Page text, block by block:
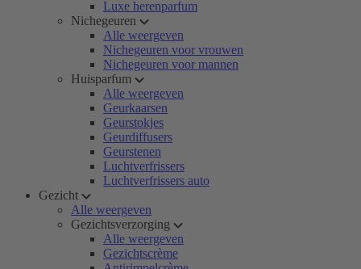
Luxe herenparfum
Nichegeuren
Alle weergeven
Nichegeuren voor vrouwen
Nichegeuren voor mannen
Huisparfum
Alle weergeven
Geurkaarsen
Geurstokjes
Geurdiffusers
Geurstenen
Luchtverfrissers
Luchtverfrissers auto
Gezicht
Alle weergeven
Gezichtsverzorging
Alle weergeven
Gezichtscrème